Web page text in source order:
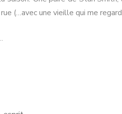
(…avec une vieille qui me